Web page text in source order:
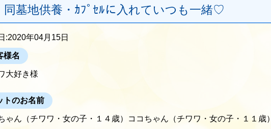
同墓地供養・ｶﾌﾟｾﾙに入れていつも一緒♡
:2020年04月15日
様名
大好き様
トのお名前
ゃん（チワワ・女の子・１４歳）ココちゃん（チワワ・女の子・１１歳）